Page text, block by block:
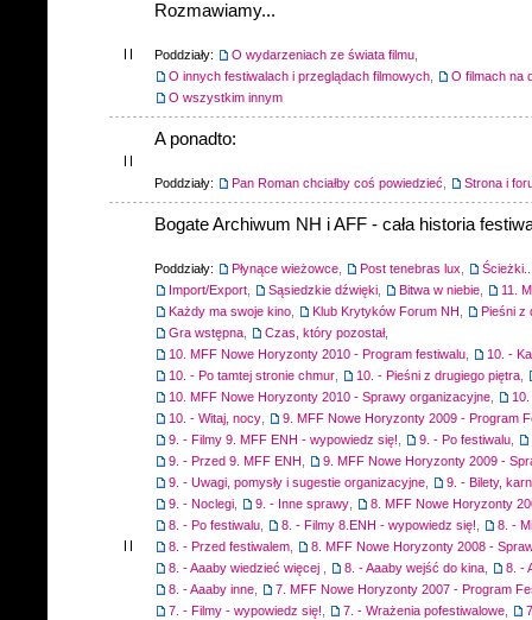
Rozmawiamy...
Poddziały: O wydarzeniach ze świata filmu
O innych festiwalach i przeglądach filmowych
O filmach na
O wszystkim innym
A ponadto:
Poddziały: Pan Roman chciałby coś powiedzieć Strona i
Bogate Archiwum NH i AFF - cała historia
Poddziały: Płynące wieżowce Post tenebras lux
Import/Export
Sąsiedzkie dźwięki Bitwa w niebie
11.
Każdy ma swoje kino
Klub Krytyków Forum NH
Pieśni z
Gra wstępna
Czas, który pozostał,
10. MFF Nowe Horyzonty 2010 - Program festiwalu
10. -
10. - Po tamtej stronie chmur
10. - Pieśni z drugiego piętra
10. MFF Nowe Horyzonty 2010 - Sprawy organizacyjne
10. - Witaj, nocy
9. MFF Nowe Horyzonty 2009 - Program
9. - Filmy 9. MFF ENH - wypowiedz się!
9. - Po festiwalu
9. - Przed 9. MFF ENH
9. MFF Nowe Horyzonty 2009 -
9. - Uwagi, pomysły i sugestie organizacyjne
9. - Bilety,
9. - Noclegi
9. - Inne sprawy
8. MFF Nowe Horyzonty
8. - Po festiwalu
8. - Filmy 8.ENH - wypowiedz się!
8. -
8. - Przed festiwalem
8. MFF Nowe Horyzonty 2008 -
8. - Aaaby wiedzieć więcej
8. - Aaaby wejść do kina
8. -
8. - Aaaby inne
7. MFF Nowe Horyzonty 2007 - Program
7. - Filmy - wypowiedz się!
7. - Wrażenia pofestiwalowe